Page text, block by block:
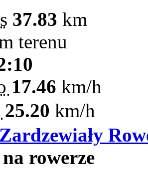
37.83 km
terenu
17.46 km/h
25.20 km/h
Zardzewiały
rowerze